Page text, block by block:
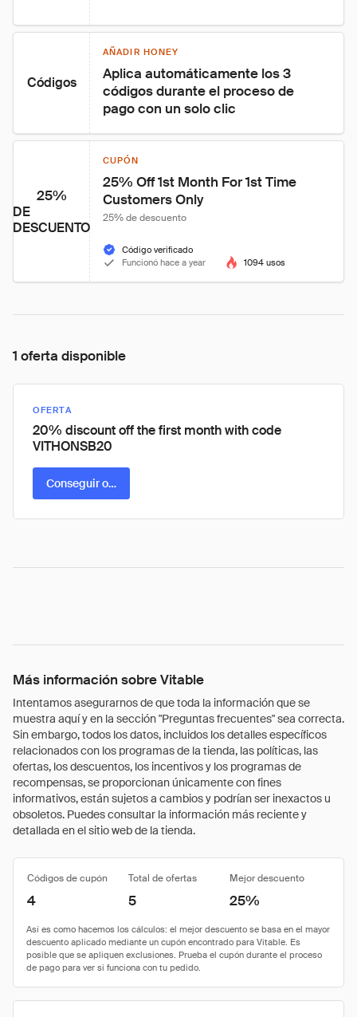
Códigos
AÑADIR HONEY
Aplica automáticamente los 3
códigos durante el proceso de
pago con un solo clic
25%
DE
DESCUENTO
CUPÓN
25% Off 1st Month For 1st Time
Customers Only
25% de descuento
Código verificado
Funcionó hace a year
1094 usos
1 oferta disponible
OFERTA
20% discount off the first month with code
VITHONSB20
Conseguir oferta
Más información sobre Vitable
Intentamos asegurarnos de que toda la información que se
muestra aquí y en la sección "Preguntas frecuentes" sea correcta.
Sin embargo, todos los datos, incluidos los detalles específicos
relacionados con los programas de la tienda, las políticas, las
ofertas, los descuentos, los incentivos y los programas de
recompensas, se proporcionan únicamente con fines
informativos, están sujetos a cambios y podrían ser inexactos u
obsoletos. Puedes consultar la información más reciente y
detallada en el sitio web de la tienda.
Códigos de cupón Total de ofertas Mejor descuento
4 5 25%